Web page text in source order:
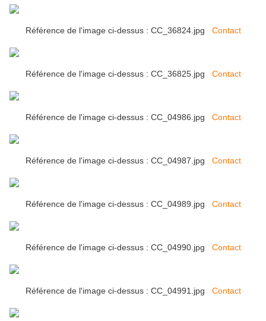
Référence de l'image ci-dessus : CC_36824.jpg Contact
Référence de l'image ci-dessus : CC_36825.jpg Contact
Référence de l'image ci-dessus : CC_04986.jpg Contact
Référence de l'image ci-dessus : CC_04987.jpg Contact
Référence de l'image ci-dessus : CC_04989.jpg Contact
Référence de l'image ci-dessus : CC_04990.jpg Contact
Référence de l'image ci-dessus : CC_04991.jpg Contact